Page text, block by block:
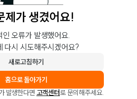
제가 생겼어요!
인 오류가 발생했어요.
다시 시도해주시겠어요?
새로고침하기
홈으로 돌아가기
발생한다면 고객센터로 문의해주세요.